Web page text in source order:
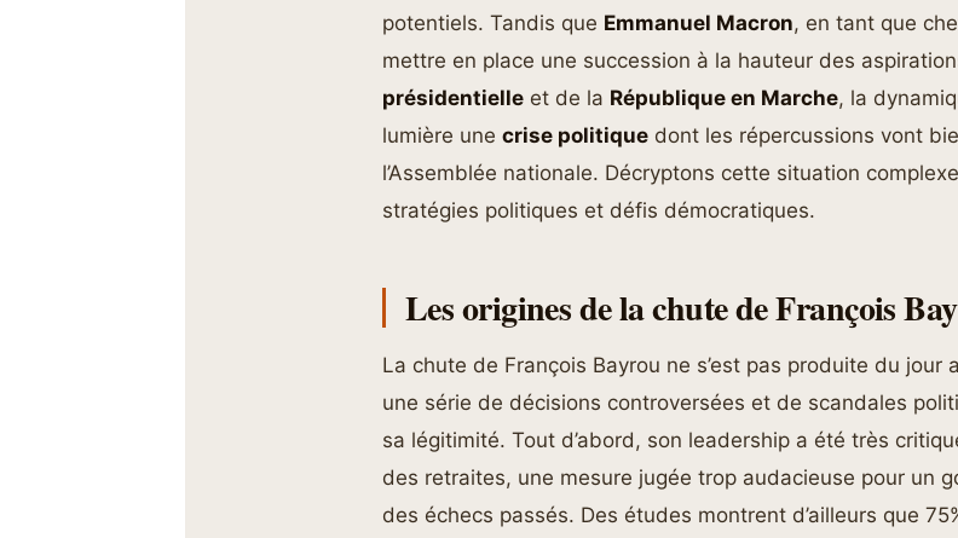
potentiels. Tandis que Emmanuel Macron, en tant que
mettre en place une succession à la hauteur des
présidentielle et de la République en Marche, la
lumière une crise politique dont les répercussions vont
l’Assemblée nationale. Décryptons cette situation
stratégies politiques et défis démocratiques.
Les origines de la chute de François
La chute de François Bayrou ne s’est pas produite du jour
une série de décisions controversées et de scandales
sa légitimité. Tout d’abord, son leadership a été très
des retraites, une mesure jugée trop audacieuse pour un
des échecs passés. Des études montrent d’ailleurs que